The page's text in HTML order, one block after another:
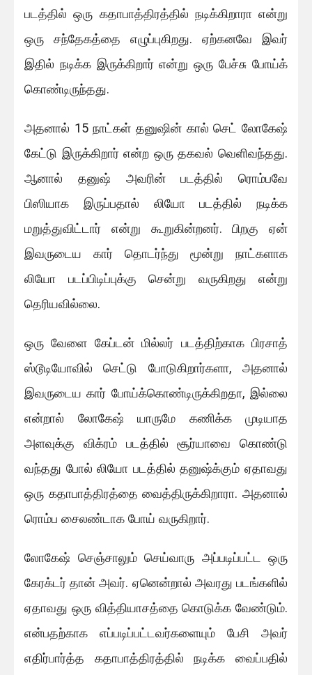
படத்தில் ஒரு கதாபாத்திரத்தில் நடிக்கிறாரா என்று
ஒரு சந்தேகத்தை எழுப்புகிறது. ஏற்கனவே இவர்
இதில் நடிக்க இருக்கிறார் என்று ஒரு பேச்சு போய்க்
கொண்டிருந்தது.
அதனால் 15 நாட்கள் தனுஷின் கால் செட் லோகேஷ்
கேட்டு இருக்கிறார் என்ற ஒரு தகவல் வெளிவந்தது.
ஆனால் தனுஷ் அவரின் படத்தில் ரொம்பவே
பிஸியாக இருப்பதால் லியோ படத்தில் நடிக்க
மறுத்துவிட்டார் என்று கூறுகின்றனர். பிறகு ஏன்
இவருடைய கார் தொடர்ந்து மூன்று நாட்களாக
லியோ படப்பிடிப்புக்கு சென்று வருகிறது என்று
தெரியவில்லை.
ஒரு வேளை கேப்டன் மில்லர் படத்திற்காக பிரசாத்
ஸ்டூடியோவில் செட்டு போடுகிறார்களா, அதனால்
இவருடைய கார் போய்க்கொண்டிருக்கிறதா, இல்லை
என்றால் லோகேஷ் யாருமே கணிக்க முடியாத
அளவுக்கு விக்ரம் படத்தில் சூர்யாவை கொண்டு
வந்தது போல் லியோ படத்தில் தனுஷ்க்கும் ஏதாவது
ஒரு கதாபாத்திரத்தை வைத்திருக்கிறாரா. அதனால்
ரொம்ப சைலண்டாக போய் வருகிறார்.
லோகேஷ் செஞ்சாலும் செய்வாரு அப்படிப்பட்ட ஒரு
கேரக்டர் தான் அவர். ஏனென்றால் அவரது படங்களில்
ஏதாவது ஒரு வித்தியாசத்தை கொடுக்க வேண்டும்.
என்பதற்காக எப்படிப்பட்டவர்களையும் பேசி அவர்
எதிர்பார்த்த கதாபாத்திரத்தில் நடிக்க வைப்பதில்